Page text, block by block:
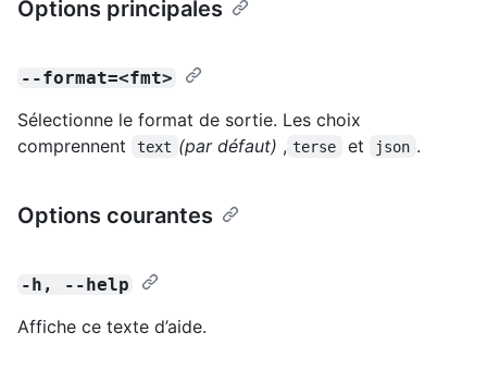
Options principales
--format=<fmt>
Sélectionne le format de sortie. Les choix
comprennent
text (par défaut) , terse et json .
Options courantes
-h, --help
Affiche ce texte d’aide.